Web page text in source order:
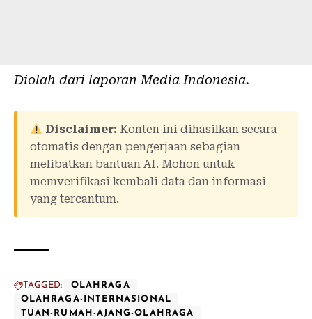
Diolah dari laporan Media Indonesia.
Disclaimer: Konten ini dihasilkan secara
otomatis dengan pengerjaan sebagian
melibatkan bantuan AI. Mohon untuk
memverifikasi kembali data dan informasi
yang tercantum.
TAGGED:
OLAHRAGA
OLAHRAGA-INTERNASIONAL
TUAN-RUMAH-AJANG-OLAHRAGA